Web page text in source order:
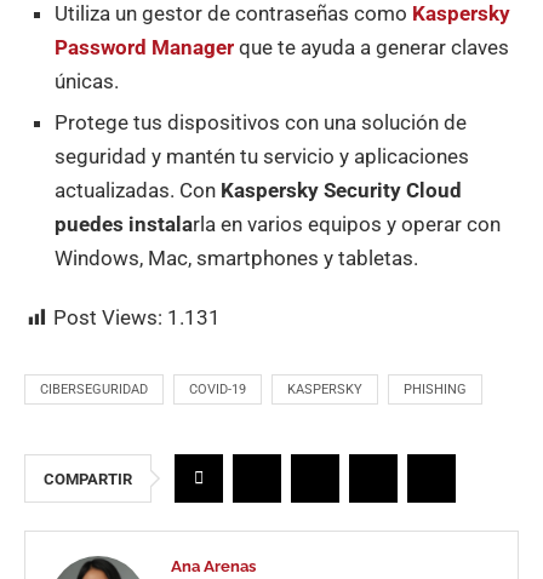
Utiliza un gestor de contraseñas como Kaspersky
Password Manager que te ayuda a generar claves
únicas.
Protege tus dispositivos con una solución de
seguridad y mantén tu servicio y aplicaciones
actualizadas. Con Kaspersky Security Cloud
puedes instalarla en varios equipos y operar con
Windows, Mac, smartphones y tabletas.
Post Views: 1.131
CIBERSEGURIDAD COVID-19 KASPERSKY PHISHING
COMPARTIR
Ana Arenas